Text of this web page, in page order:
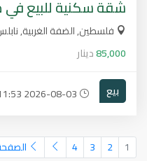
شقة سكنية للبيع في
فلسطين, الضفة الغربية,
85,000دينار
بيع
1
2
3
4